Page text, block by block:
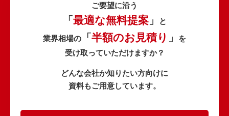
ご要望に沿う
「 最適な無料提案」
と
業界相場の
「 半額のお見積り 」
を
受け取っていただけますか？
どんな会社か知りたい方向けに
資料もご用意しています。